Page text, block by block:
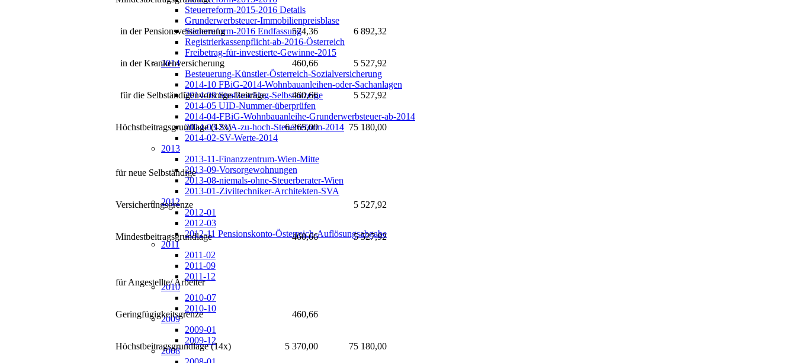
Steuerreform-2015-2016 Details
Grunderwerbsteuer-Immobilienpreisblase
Steuerreform-2016 Endfassung
Registrierkassenpflicht-ab-2016-Österreich
Freibetrag-für-investierte-Gewinne-2015
2014
Besteuerung-Künstler-Österreich-Sozialversicherung
2014-10 FBiG-2014-Wohnbauanleihen-oder-Sachanlagen
2014-08 Strafzuschlag-Selbstanzeige
2014-05 UID-Nummer-überprüfen
2014-04-FBiG-Wohnbauanleihe-Grunderwerbsteuer-ab-2014
2014-03-SVA-zu-hoch-Steuerreform-2014
2014-02-SV-Werte-2014
2013
2013-11-Finanzzentrum-Wien-Mitte
2013-09-Vorsorgewohnungen
2013-08-niemals-ohne-Steuerberater-Wien
2013-01-Ziviltechniker-Architekten-SVA
2012
2012-01
2012-03
2012-11 Pensionskonto-Österreich-Auflösungsabgabe
2011
2011-02
2011-09
2011-12
2010
2010-07
2010-10
2009
2009-01
2009-12
2008
in der Pensionsversicherung 574,36 6 892,32
in der Krankenversicherung 460,66 5 527,92
für die Selbständigenvorsorge-Beiträge 460,66 5 527,92
Höchstbeitragsgrundlage (12x) 6.265,00 75 180,00
für neue Selbständige
Versicherungsgrenze 5 527,92
Mindestbeitragsgrundlage 460,66 5 527,92
für Angestellte/ Arbeiter
Geringfügigkeitsgrenze 460,66
Höchstbeitragsgrundlage (14x) 5 370,00 75 180,00